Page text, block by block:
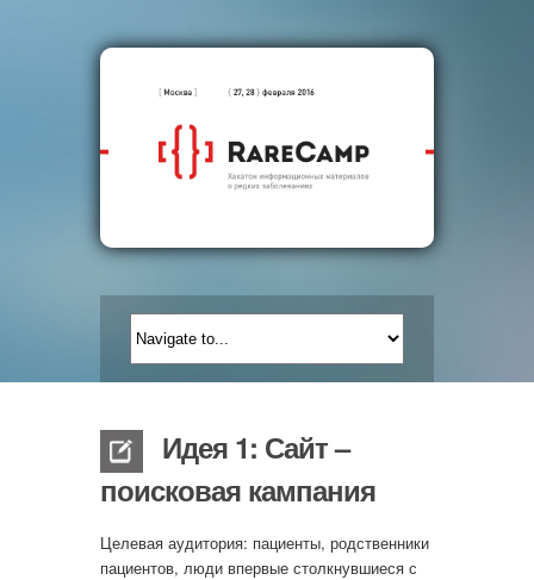
Идея 1: Сайт –
поисковая кампания
Целевая аудитория: пациенты, родственники
пациентов, люди впервые столкнувшиеся с